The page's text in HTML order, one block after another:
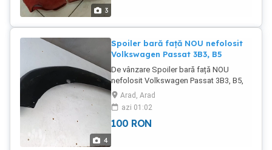
3
4
Spoiler bară față NOU nefolosit
Volkswagen Passat 3B3, B5
De vânzare Spoiler bară față NOU
nefolosit Volkswagen Passat 3B3, B5,
preț 100 lei.
Arad, Arad
azi 01:02
100 RON